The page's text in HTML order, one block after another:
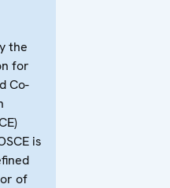
the
for
Co-
is
of